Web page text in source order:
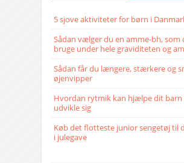
5 sjove aktiviteter for børn i
Sådan vælger du en amme-bh, som
bruge under hele graviditeten og
Sådan får du længere, stærkere og
øjenvipper
Hvordan rytmik kan hjælpe dit barn
udvikle sig
Køb det flotteste junior sengetøj til
i julegave